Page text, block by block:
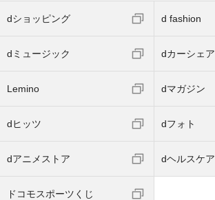
dショッピング d fashion
dミュージック dカーシェア
Lemino dマガジン
dヒッツ dフォト
dアニメストア dヘルスケア
ドコモスポーツくじ